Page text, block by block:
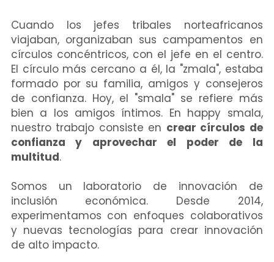
Cuando los jefes tribales norteafricanos
viajaban, organizaban sus campamentos en
círculos concéntricos, con el jefe en el centro.
El círculo más cercano a él, la "zmala", estaba
formado por su familia, amigos y consejeros
de confianza. Hoy, el "smala" se refiere más
bien a los amigos íntimos. En happy smala,
nuestro trabajo consiste en crear círculos de
confianza y aprovechar el poder de la
multitud.
Somos un laboratorio de innovación de
inclusión económica. Desde 2014,
experimentamos con enfoques colaborativos
y nuevas tecnologías para crear innovación
de alto impacto.